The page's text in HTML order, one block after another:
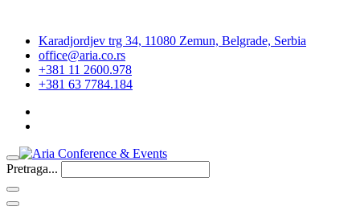
Karadjordjev trg 34, 11080 Zemun, Belgrade, Serbia
office@aria.co.rs
+381 11 2600.978
+381 63 7784.184
Pretraga...